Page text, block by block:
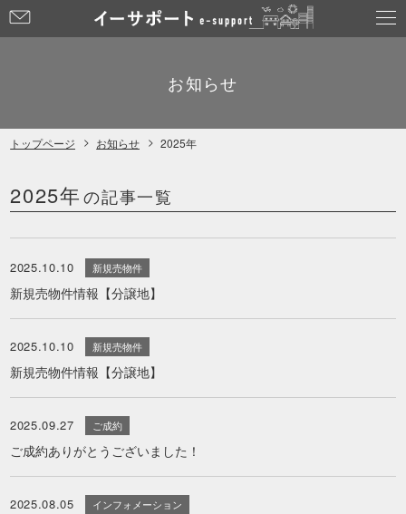
問
せ
お知らせ
トップページ お知らせ 2025年
2025年の記事一覧
2025.10.10 新規売物件
新規売物件情報【分譲地】
2025.10.10 新規売物件
新規売物件情報【分譲地】
2025.09.27 ご成約
ご成約ありがとうございました！
2025.08.05 インフォメーション